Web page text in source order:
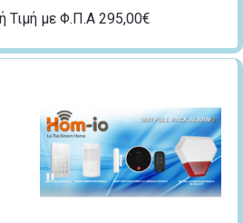
Τιμή με Φ.Π.Α 295,00€